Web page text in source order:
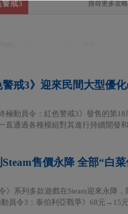
戒3
警戒3》迎來民間大型優
極動員令：紅色警戒3》發售的第
直通過各種模組對其進行持續開發
Steam售價永降 全部“白
》系列多款遊戲在Steam迎來永降
員令3：泰伯利亞戰爭》68元→15